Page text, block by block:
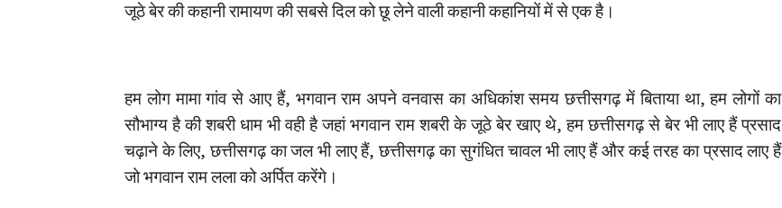
जूठे बेर की कहानी रामायण की सबसे दिल को छू लेने वाली कहानी कहानियों में से एक है।
हम लोग मामा गांव से आए हैं, भगवान राम अपने वनवास का अधिकांश समय छत्तीसगढ़ में बिताया था, हम लोगों का
सौभाग्य है की शबरी धाम भी वही है जहां भगवान राम शबरी के जूठे बेर खाए थे, हम छत्तीसगढ़ से बेर भी लाए हैं प्रसाद
चढ़ाने के लिए, छत्तीसगढ़ का जल भी लाए हैं, छत्तीसगढ़ का सुगंधित चावल भी लाए हैं और कई तरह का प्रसाद लाए हैं
जो भगवान राम लला को अर्पित करेंगे।